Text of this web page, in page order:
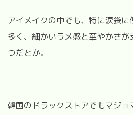
アイメイクの中でも、特に涙袋
多く、細かいラメ感と華やかさ
つだとか。
韓国のドラックストアでもマジ